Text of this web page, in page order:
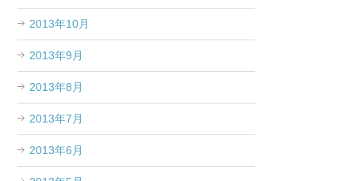
2013年10月
2013年9月
2013年8月
2013年7月
2013年6月